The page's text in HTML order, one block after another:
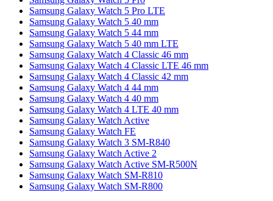
Samsung Galaxy Watch 5 Pro LTE
Samsung Galaxy Watch 5 40 mm
Samsung Galaxy Watch 5 44 mm
Samsung Galaxy Watch 5 40 mm LTE
Samsung Galaxy Watch 4 Classic 46 mm
Samsung Galaxy Watch 4 Classic LTE 46 mm
Samsung Galaxy Watch 4 Classic 42 mm
Samsung Galaxy Watch 4 44 mm
Samsung Galaxy Watch 4 40 mm
Samsung Galaxy Watch 4 LTE 40 mm
Samsung Galaxy Watch Active
Samsung Galaxy Watch FE
Samsung Galaxy Watch 3 SM-R840
Samsung Galaxy Watch Active 2
Samsung Galaxy Watch Active SM-R500N
Samsung Galaxy Watch SM-R810
Samsung Galaxy Watch SM-R800